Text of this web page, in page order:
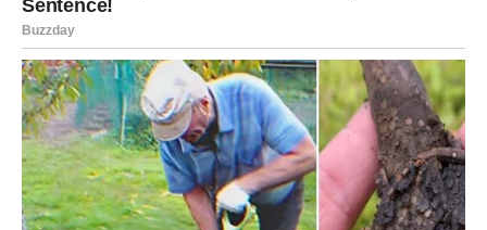
JARAC – POSLE DUGE BORBE